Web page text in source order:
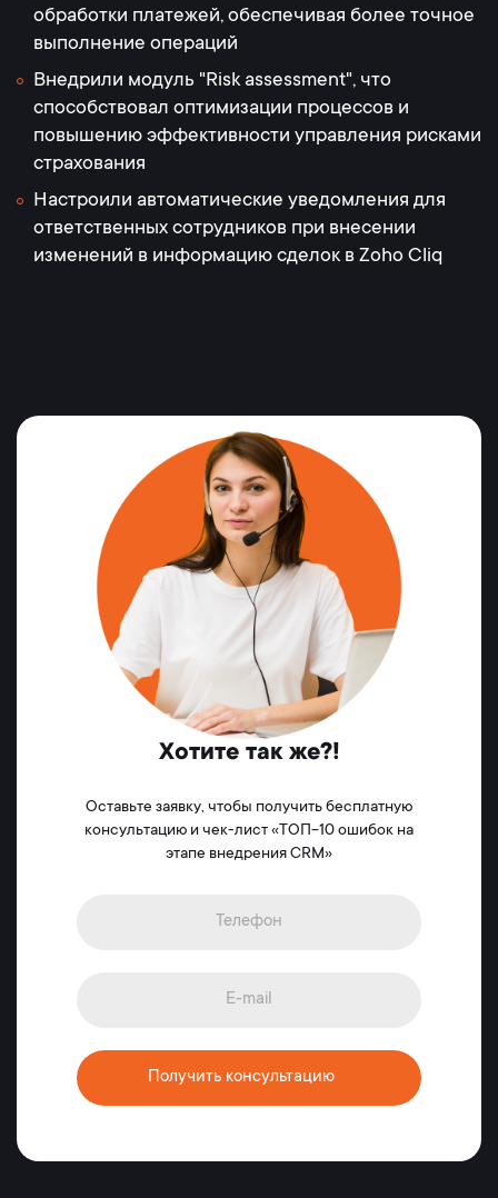
обработки платежей, обеспечивая более точное
выполнение операций
Внедрили модуль "Risk assessment", что
способствовал оптимизации процессов и
повышению эффективности управления рисками
страхования
Настроили автоматические уведомления для
ответственных сотрудников при внесении
изменений в информацию сделок в Zoho Cliq
Хотите так же?!
Оставьте заявку, чтобы получить бесплатную
консультацию и чек-лист «ТОП-10 ошибок на
этапе внедрения CRM»
Получить консультацию